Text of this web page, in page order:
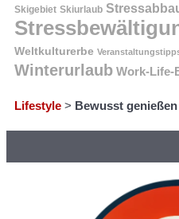
Skigebiet Skiurlaub
Weltkulturerbe
Winterurlaub Work-Life-
Lifestyle > Bewusst